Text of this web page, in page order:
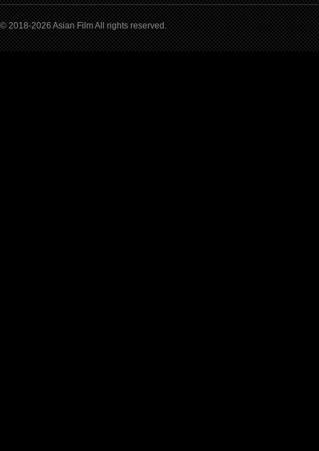
© 2018-2026 Asian Film All rights reserved.